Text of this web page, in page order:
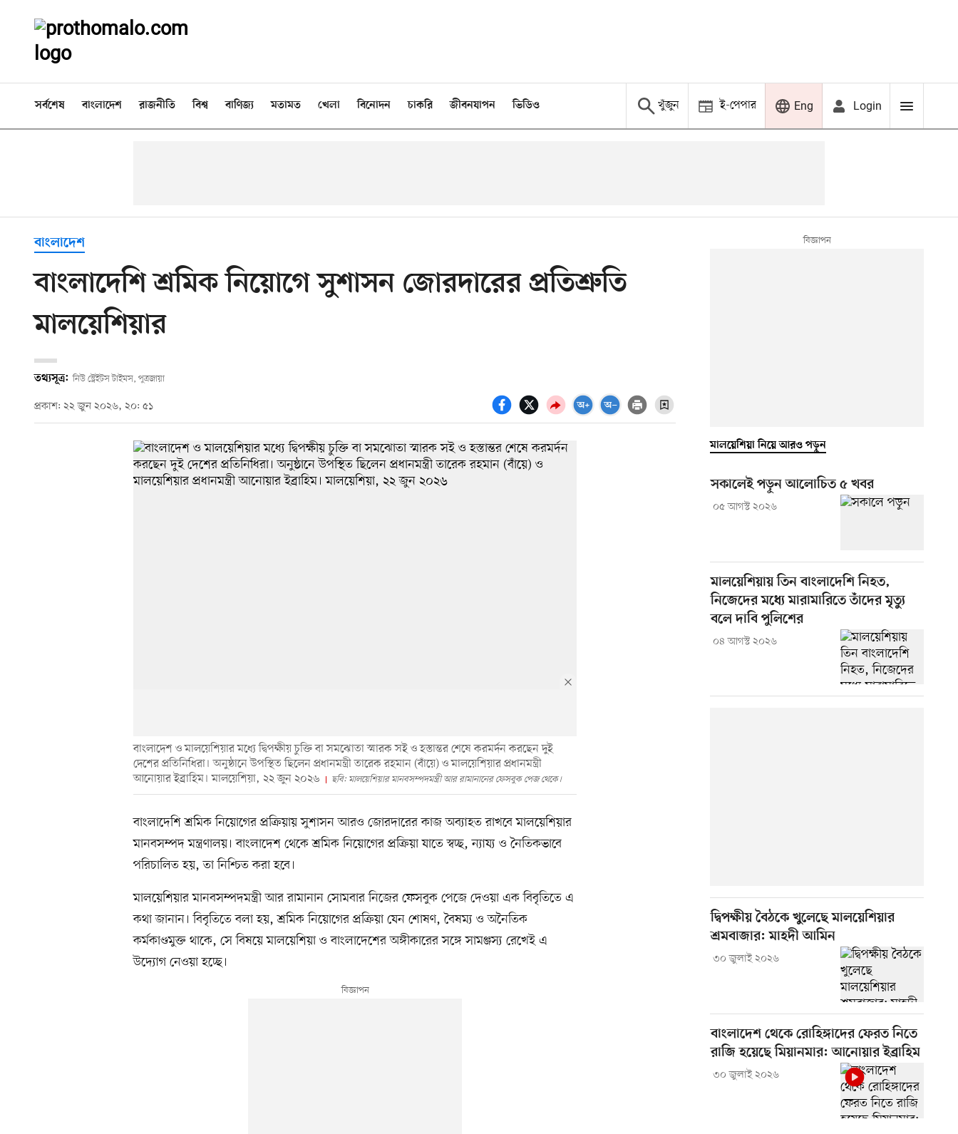
সর্বশেষ বাংলাদেশ রাজনীতি বিশ্ব বাণিজ্য মতামত খেলা বিনোদন চাকরি জীবনযাপন ভিডিও খুঁজুন ই-পেপার Eng Login
বাংলাদেশ
বাংলাদেশি শ্রমিক নিয়োগে সুশাসন জোরদারের প্রতিশ্রুতি
মালয়েশিয়ার
তথ্যসূত্র: নিউ স্ট্রেইটস টাইমস, পুত্রজায়া
প্রকাশ: ২২ জুন ২০২৬, ২০: ৫১
বাংলাদেশ ও মালয়েশিয়ার মধ্যে দ্বিপক্ষীয় চুক্তি বা সমঝোতা স্মারক সই ও হস্তান্তর শেষে করমর্দন করছেন দুই
দেশের প্রতিনিধিরা। অনুষ্ঠানে উপস্থিত ছিলেন প্রধানমন্ত্রী তারেক রহমান (বাঁয়ে) ও মালয়েশিয়ার প্রধানমন্ত্রী
আনোয়ার ইব্রাহিম। মালয়েশিয়া, ২২ জুন ২০২৬
ছবি: মালয়েশিয়ার মানবসম্পদমন্ত্রী আর রামানানের ফেসবুক পেজ থেকে।
বাংলাদেশি শ্রমিক নিয়োগের প্রক্রিয়ায় সুশাসন আরও জোরদারের কাজ অব্যাহত রাখবে মালয়েশিয়ার
মানবসম্পদ মন্ত্রণালয়। বাংলাদেশ থেকে শ্রমিক নিয়োগের প্রক্রিয়া যাতে স্বচ্ছ, ন্যায্য ও নৈতিকভাবে
পরিচালিত হয়, তা নিশ্চিত করা হবে।
মালয়েশিয়ার মানবসম্পদমন্ত্রী আর রামানান সোমবার নিজের ফেসবুক পেজে দেওয়া এক বিবৃতিতে এ
কথা জানান। বিবৃতিতে বলা হয়, শ্রমিক নিয়োগের প্রক্রিয়া যেন শোষণ, বৈষম্য ও অনৈতিক
কর্মকাণ্ডমুক্ত থাকে, সে বিষয়ে মালয়েশিয়া ও বাংলাদেশের অঙ্গীকারের সঙ্গে সামঞ্জস্য রেখেই এ
উদ্যোগ নেওয়া হচ্ছে।
মালয়েশিয়া নিয়ে আরও পড়ুন
সকালেই পড়ুন আলোচিত ৫ খবর
০৫ আগস্ট ২০২৬
মালয়েশিয়ায় তিন বাংলাদেশি নিহত,
নিজেদের মধ্যে মারামারিতে তাঁদের মৃত্যু
বলে দাবি পুলিশের
০৪ আগস্ট ২০২৬
দ্বিপক্ষীয় বৈঠকে খুলেছে মালয়েশিয়ার
শ্রমবাজার: মাহদী আমিন
৩০ জুলাই ২০২৬
বাংলাদেশ থেকে রোহিঙ্গাদের ফেরত নিতে
রাজি হয়েছে মিয়ানমার: আনোয়ার ইব্রাহিম
৩০ জুলাই ২০২৬